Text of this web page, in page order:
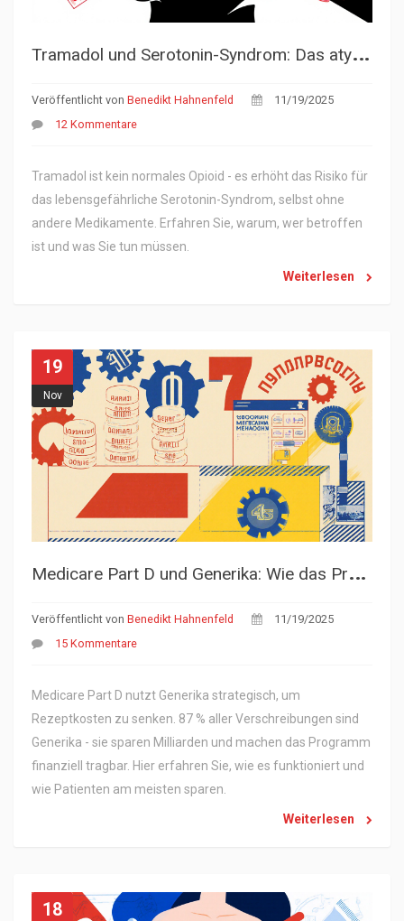
T
ramadol und Serotonin-Syndrom: Das atypische Opioid-Risiko
Veröffentlicht von Benedikt Hahnenfeld
11/19/2025
12 Kommentare
Tramadol ist kein normales Opioid - es erhöht das Risiko für
das lebensgefährliche Serotonin-Syndrom, selbst ohne
andere Medikamente. Erfahren Sie, warum, wer betroffen
ist und was Sie tun müssen.
Weiterlesen
19
Nov
M
edicare Part D und Generika: Wie das Programm Kosten senkt
Veröffentlicht von Benedikt Hahnenfeld
11/19/2025
15 Kommentare
Medicare Part D nutzt Generika strategisch, um
Rezeptkosten zu senken. 87 % aller Verschreibungen sind
Generika - sie sparen Milliarden und machen das Programm
finanziell tragbar. Hier erfahren Sie, wie es funktioniert und
wie Patienten am meisten sparen.
Weiterlesen
18